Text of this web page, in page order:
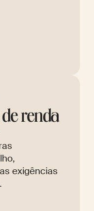
renda
exigências